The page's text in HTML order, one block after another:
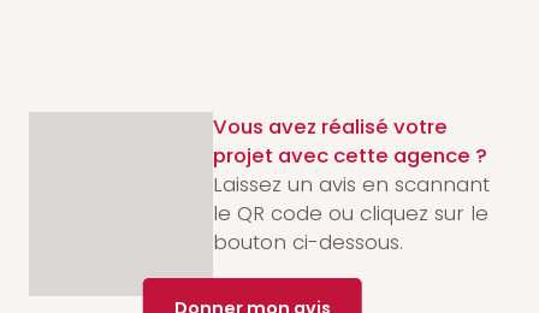
Vous avez réalisé votre
projet avec cette agence ?
Laissez un avis en scannant
le QR code ou cliquez sur le
bouton ci-dessous.